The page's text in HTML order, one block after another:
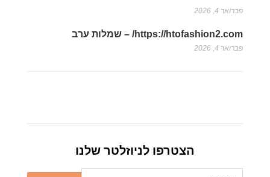
פברואר 4, 2026
https://htofashion2.com/ – שמלות ערב
פברואר 4, 2026
הצטרפו לניוזלטר שלנו